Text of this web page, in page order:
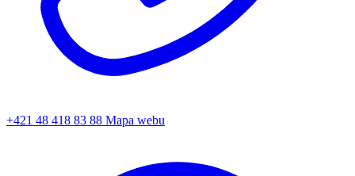
+421 48 418 83 88 Mapa webu